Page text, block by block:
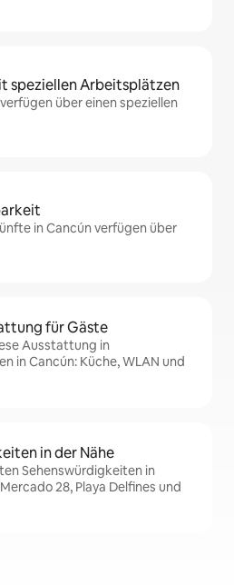
speziellen Arbeitsplätzen
über einen speziellen
in Cancún verfügen über
für Gäste
Ausstattung in
in Cancún: Küche, WLAN und
in der Nähe
Sehenswürdigkeiten in
28, Playa Delfines und